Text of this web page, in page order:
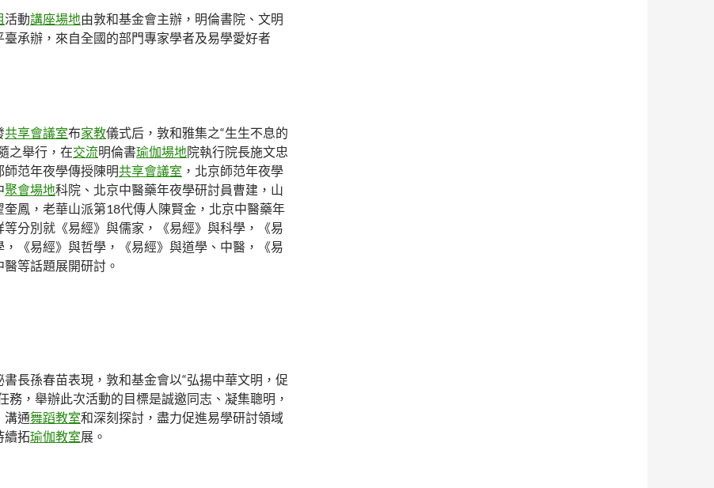
活動講座場地由敦和基金會主辦，明倫書院、文明
臺承辦，來自全國的部門專家學者及易學愛好者
共享會議室布家教儀式后，敦和雅集之“生生不息的
之舉行，在交流明倫書瑜伽場地院執行院長施文忠
師范年夜學傳授陳明共享會議室 ，北京師范年夜學
聚會場地科院、北京中醫藥年夜學研討員曹建，山
奎鳳，老華山派第18代傳人陳賢金，北京中醫藥年
等分別就《易經》與儒家，《易經》與科學，《易
，《易經》與哲學，《易經》與道學、中醫，《易
等話題展開研討。
長孫春苗表現，敦和基金會以“弘揚中華文明，促
務，舉辦此次活動的目標是誠邀同志、凝集聰明，
溝通舞蹈教室和深刻探討，盡力促進易學研討領域
續拓瑜伽教室展。